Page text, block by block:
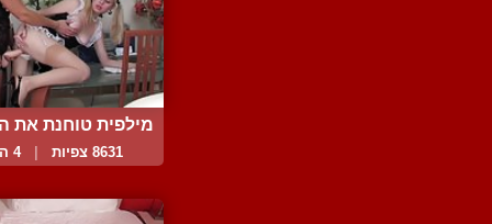
מילפית טוחנת את
8631 צפיות 4 המלצות